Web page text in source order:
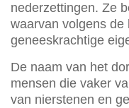
nederzettingen. Ze
waarvan volgens de
geneeskrachtige
De naam van het
mensen die vaker
van nierstenen en